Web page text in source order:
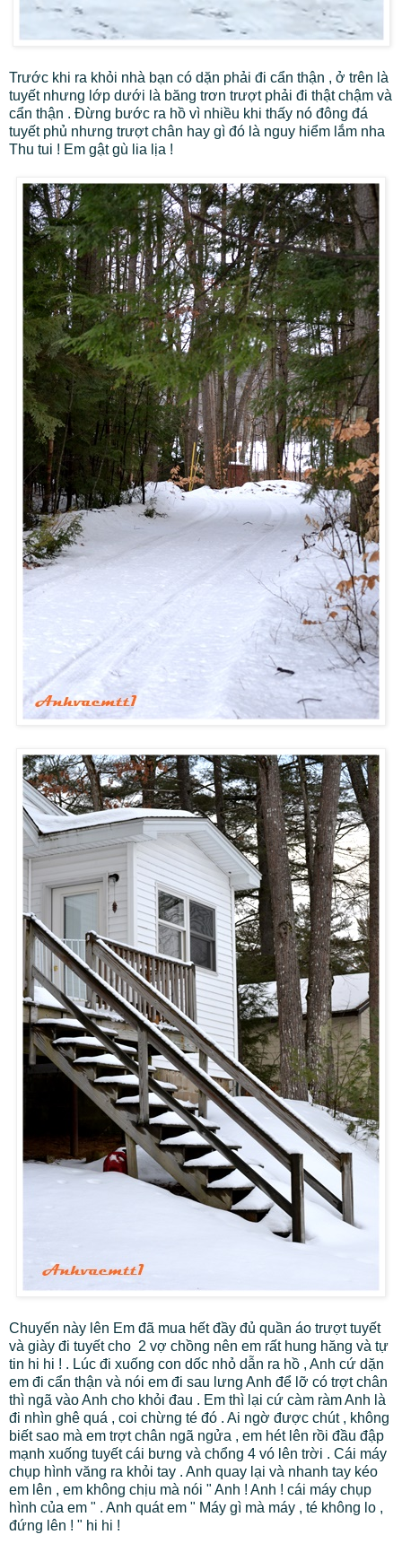
Trước khi ra khỏi nhà bạn có dặn phải đi cẩn thận , ở trên là
tuyết nhưng lớp dưới là băng trơn trượt phải đi thật chậm và
cẩn thận . Đừng bước ra hồ vì nhiều khi thấy nó đông đá
tuyết phủ nhưng trượt chân hay gì đó là nguy hiểm lắm nha
Thu tui ! Em gật gù lia lịa !
Chuyến này lên Em đã mua hết đầy đủ quần áo trượt tuyết
và giày đi tuyết cho 2 vợ chồng nên em rất hung hăng và tự
tin hi hi ! . Lúc đi xuống con dốc nhỏ dẫn ra hồ , Anh cứ dặn
em đi cẩn thận và nói em đi sau lưng Anh để lỡ có trợt chân
thì ngã vào Anh cho khỏi đau . Em thì lại cứ càm ràm Anh là
đi nhìn ghê quá , coi chừng té đó . Ai ngờ được chút , không
biết sao mà em trợt chân ngã ngửa , em hét lên rồi đầu đập
mạnh xuống tuyết cái bưng và chổng 4 vó lên trời . Cái máy
chụp hình văng ra khỏi tay . Anh quay lại và nhanh tay kéo
em lên , em không chịu mà nói " Anh ! Anh ! cái máy chụp
hình của em " . Anh quát em " Máy gì mà máy , té không lo ,
đứng lên ! " hi hi !